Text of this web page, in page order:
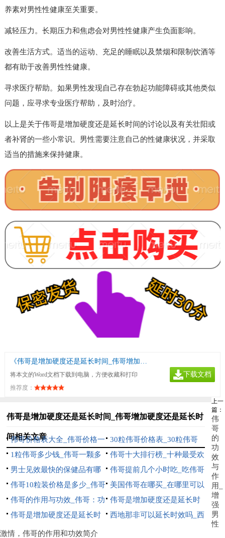
养素对男性性健康至关重要。
减轻压力。长期压力和焦虑会对男性性健康产生负面影响。
改善生活方式。适当的运动、充足的睡眠以及禁烟和限制饮酒等
都有助于改善男性性健康。
寻求医疗帮助。如果男性发现自己存在勃起功能障碍或其他类似
问题，应寻求专业医疗帮助，及时治疗。
以上是关于伟哥是增加硬度还是延长时间的讨论以及有关壮阳或
者补肾的一些小常识。男性需要注意自己的性健康状况，并采取
适当的措施来保持健康。
将本文的Word文档下载到电脑，方便收藏和打印
推荐度：
下载文档
伟哥是增加硬度还是延长时间_伟哥增加硬度还是延长时
间相关文章
伟哥价格表大全_伟哥价格一
览表，详细了解价格及产品信
息
30粒伟哥价格表_30粒伟哥
多少钱？伟哥价格价格一览表
1粒伟哥多少钱_伟哥一颗多
少钱？
伟哥十大排行榜_十种最受欢
迎的伟哥产品
男士见效最快的保健品有哪
些_快速提升男性健康的最有
效保健品是什么？
伟哥提前几个小时吃_吃伟哥
前几小时的注意事项
伟哥10粒装价格是多少_伟哥
10粒装多少钱
美国伟哥在哪买_在哪里可以
购买美国版伟哥
伟哥的作用与功效_伟哥：功
能、用途及其优势
伟哥是增加硬度还是延长时
间_伟哥增加硬度还是延长时
伟哥是增加硬度还是延长时
间_伟哥究竟是增加勃起硬度
西地那非可以延长时效吗_西
上一
篇：
伟
哥
的
功
效
与
作
用_
增
强
男
性
激情，伟哥的作用和功效简介